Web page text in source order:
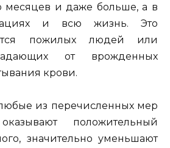
месяцев и даже больше, а в
и всю жизнь. Это
пожилых людей или
от врожденных
крови.
из перечисленных мер
положительный
значительно уменьшают